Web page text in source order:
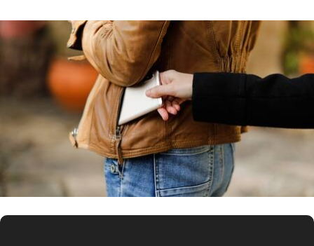
Clase
Mundial 2026
Eventos Corporativos
El Cronista Studio
Mediakit
abre en nueva pestaña